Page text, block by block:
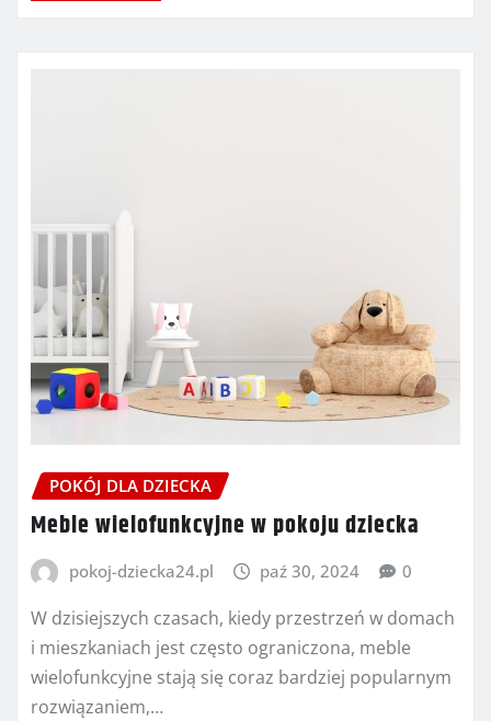
POKÓJ DLA DZIECKA
Meble wielofunkcyjne w pokoju dziecka
pokoj-dziecka24.pl paź 30, 2024 0
W dzisiejszych czasach, kiedy przestrzeń w domach
i mieszkaniach jest często ograniczona, meble
wielofunkcyjne stają się coraz bardziej popularnym
rozwiązaniem,…